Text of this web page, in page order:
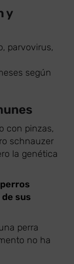
y
parvovirus,
según
con pinzas,
schnauzer
la genética
sus
perra
no ha